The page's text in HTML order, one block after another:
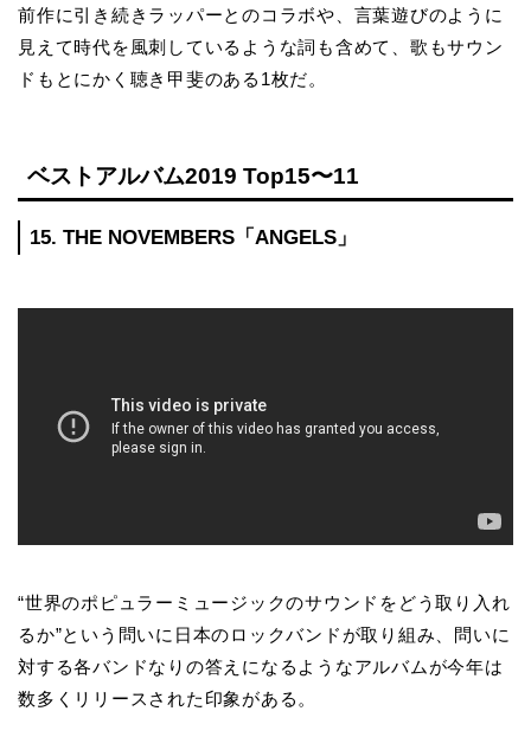
前作に引き続きラッパーとのコラボや、言葉遊びのように
見えて時代を風刺しているような詞も含めて、歌もサウン
ドもとにかく聴き甲斐のある1枚だ。
ベストアルバム2019 Top15〜11
15. THE NOVEMBERS「ANGELS」
“世界のポピュラーミュージックのサウンドをどう取り入れ
るか”という問いに日本のロックバンドが取り組み、問いに
対する各バンドなりの答えになるようなアルバムが今年は
数多くリリースされた印象がある。